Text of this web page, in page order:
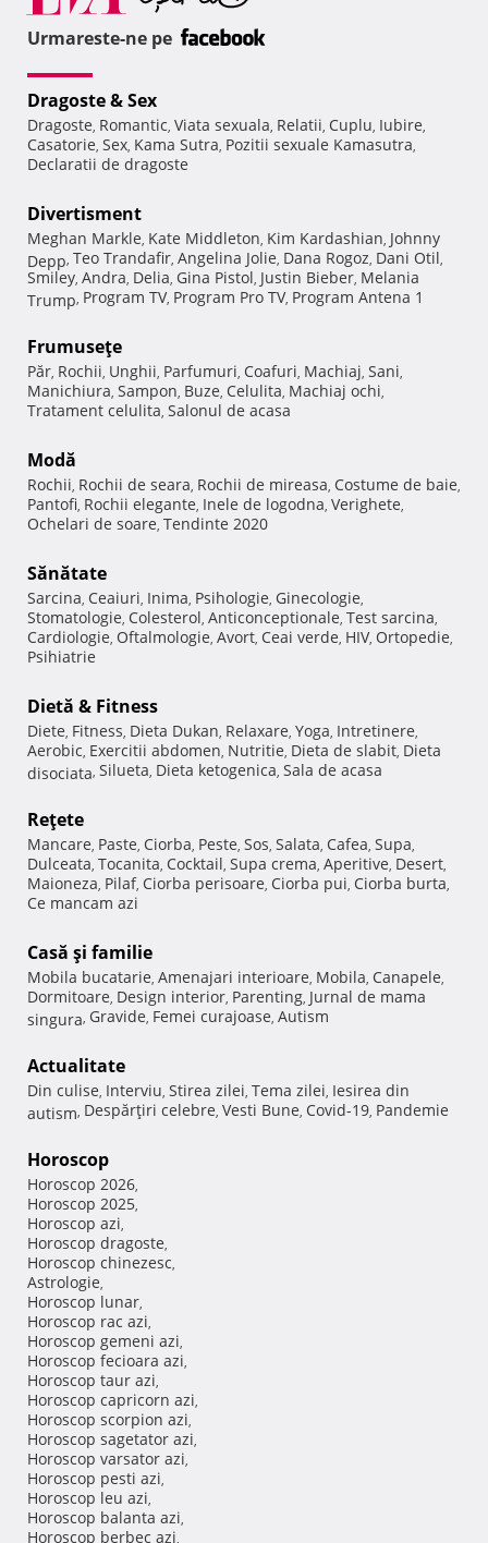
Urmareste-ne pe
Dragoste & Sex
Dragoste, Romantic, Viata sexuala, Relatii, Cuplu, Iubire,
Casatorie, Sex, Kama Sutra, Pozitii sexuale Kamasutra,
Declaratii de dragoste
Divertisment
Meghan Markle, Kate Middleton, Kim Kardashian, Johnny
Depp, Teo Trandafir, Angelina Jolie, Dana Rogoz, Dani Otil,
Smiley, Andra, Delia, Gina Pistol, Justin Bieber, Melania
Trump, Program TV, Program Pro TV, Program Antena 1
Frumuseţe
Păr, Rochii, Unghii, Parfumuri, Coafuri, Machiaj, Sani,
Manichiura, Sampon, Buze, Celulita, Machiaj ochi,
Tratament celulita, Salonul de acasa
Modă
Rochii, Rochii de seara, Rochii de mireasa, Costume de baie,
Pantofi, Rochii elegante, Inele de logodna, Verighete,
Ochelari de soare, Tendinte 2020
Sănătate
Sarcina, Ceaiuri, Inima, Psihologie, Ginecologie,
Stomatologie, Colesterol, Anticonceptionale, Test sarcina,
Cardiologie, Oftalmologie, Avort, Ceai verde, HIV, Ortopedie,
Psihiatrie
Dietă & Fitness
Diete, Fitness, Dieta Dukan, Relaxare, Yoga, Intretinere,
Aerobic, Exercitii abdomen, Nutritie, Dieta de slabit, Dieta
disociata, Silueta, Dieta ketogenica, Sala de acasa
Reţete
Mancare, Paste, Ciorba, Peste, Sos, Salata, Cafea, Supa,
Dulceata, Tocanita, Cocktail, Supa crema, Aperitive, Desert,
Maioneza, Pilaf, Ciorba perisoare, Ciorba pui, Ciorba burta,
Ce mancam azi
Casă şi familie
Mobila bucatarie, Amenajari interioare, Mobila, Canapele,
Dormitoare, Design interior, Parenting, Jurnal de mama
singura, Gravide, Femei curajoase, Autism
Actualitate
Din culise, Interviu, Stirea zilei, Tema zilei, Iesirea din
autism, Despărţiri celebre, Vesti Bune, Covid-19, Pandemie
Horoscop
Horoscop 2026,
Horoscop 2025,
Horoscop azi,
Horoscop dragoste,
Horoscop chinezesc,
Astrologie,
Horoscop lunar,
Horoscop rac azi,
Horoscop gemeni azi,
Horoscop fecioara azi,
Horoscop taur azi,
Horoscop capricorn azi,
Horoscop scorpion azi,
Horoscop sagetator azi,
Horoscop varsator azi,
Horoscop pesti azi,
Horoscop leu azi,
Horoscop balanta azi,
Horoscop berbec azi,